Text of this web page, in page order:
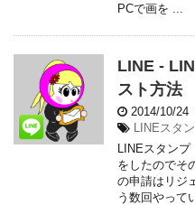
PCで画を ...
LINE -
スト方法
2014/10/24
LINEスタ
LINEスタンプ
をしたのでそ
の申請はリジ
う数回やって